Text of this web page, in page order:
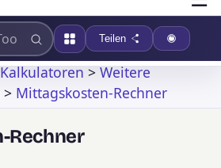
Teilen
>Weitere
> Mittagskosten-Rechner
Rechner